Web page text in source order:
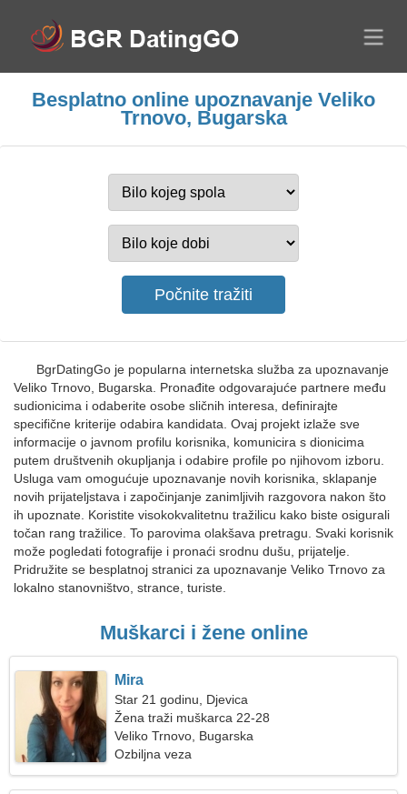
Besplatno online upoznavanje Veliko
Trnovo, Bugarska
BgrDatingGo je popularna internetska služba za upoznavanje
Veliko Trnovo, Bugarska. Pronađite odgovarajuće partnere među
sudionicima i odaberite osobe sličnih interesa, definirajte
specifične kriterije odabira kandidata. Ovaj projekt izlaže sve
informacije o javnom profilu korisnika, komunicira s dionicima
putem društvenih okupljanja i odabire profile po njihovom izboru.
Usluga vam omogućuje upoznavanje novih korisnika, sklapanje
novih prijateljstava i započinjanje zanimljivih razgovora nakon što
ih upoznate. Koristite visokokvalitetnu tražilicu kako biste osigurali
točan rang tražilice. To parovima olakšava pretragu. Svaki korisnik
može pogledati fotografije i pronaći srodnu dušu, prijatelje.
Pridružite se besplatnoj stranici za upoznavanje Veliko Trnovo za
lokalno stanovništvo, strance, turiste.
Muškarci i žene online
Mira
Star 21 godinu, Djevica
Žena traži muškarca 22-28
Veliko Trnovo, Bugarska
Ozbiljna veza